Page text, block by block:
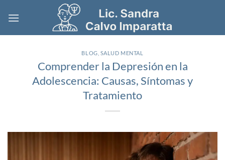
BLOG SALUD MENTAL
Comprender la Depresión en la
Adolescencia: Causas, Síntomas y
Tratamiento